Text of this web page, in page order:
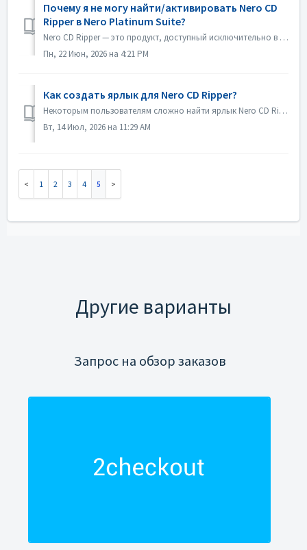
Почему я не могу найти/активировать Nero CD
Ripper в Nero Platinum Suite?
Nero CD Ripper — это продукт, доступный исключительно в Microsoft Store (https://apps.microsoft.com/detail/9NSNQ0CPD06G), и он не входит в состав Nero Plati...
Пн, 22 Июн, 2026 на 4:21 PM
Как создать ярлык для Nero CD Ripper?
Некоторым пользователям сложно найти ярлык Nero CD Ripper, и им приходится каждый раз заходить в Microsoft Store, чтобы запустить программу. На самом деле ...
Вт, 14 Июл, 2026 на 11:29 AM
1 2 3 4 5
Другие варианты
Запрос на обзор заказов